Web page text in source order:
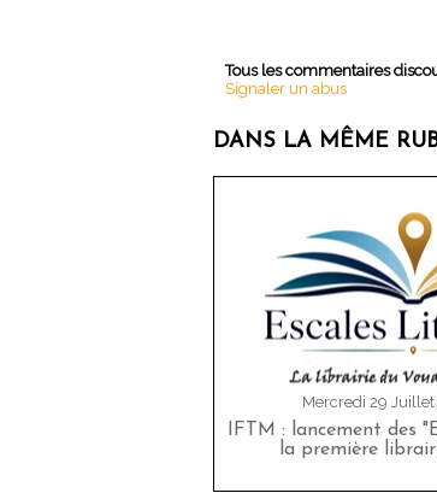
Tous les commentaires
Signaler un abus
DANS LA MÊME
Mercredi 29 Juillet
IFTM : lancement des
la première